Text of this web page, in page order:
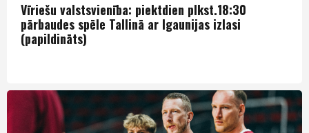
Vīriešu valstsvienība: piektdien plkst.18:30
pārbaudes spēle Tallinā ar Igaunijas izlasi
(papildināts)
Izlase